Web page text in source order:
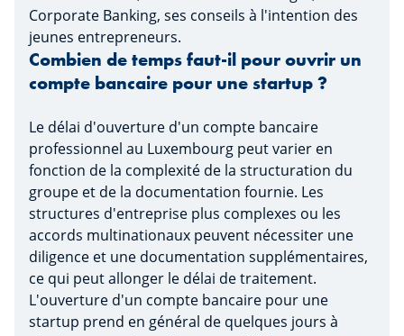
Corporate Banking, ses conseils à l'intention des
jeunes entrepreneurs.
Combien de temps faut-il pour ouvrir un
compte bancaire pour une startup ?
Le délai d'ouverture d'un compte bancaire
professionnel au Luxembourg peut varier en
fonction de la complexité de la structuration du
groupe et de la documentation fournie. Les
structures d'entreprise plus complexes ou les
accords multinationaux peuvent nécessiter une
diligence et une documentation supplémentaires,
ce qui peut allonger le délai de traitement.
L'ouverture d'un compte bancaire pour une
startup prend en général de quelques jours à